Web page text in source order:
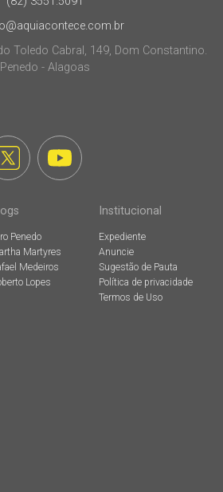
Toledo Cabral, 149, Dom Constantino.
Penedo - Alagoas
Penedo
Martyres
Medeiros
Lopes
Institucional
Expediente
Anuncie
Sugestão de Pauta
Política de privacidade
Termos de Uso